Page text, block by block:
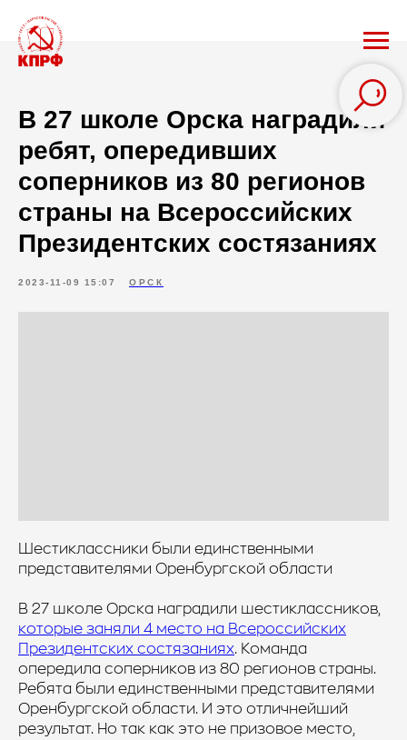
В 27 школе Орска наградили
ребят, опередивших
соперников из 80 регионов
страны на Всероссийских
Президентских состязаниях
2023-11-09 15:07 ОРСК
Шестиклассники были единственными
представителями Оренбургской области
В 27 школе Орска наградили шестиклассников,
которые заняли 4 место на Всероссийских
Президентских состязаниях. Команда
опередила соперников из 80 регионов страны.
Ребята были единственными представителями
Оренбургской области. И это отличнейший
результат. Но так как это не призовое место,